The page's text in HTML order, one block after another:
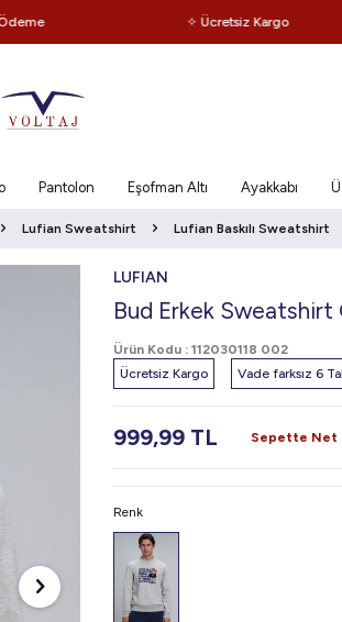
✧ Ücretsiz Kargo
Pantolon Eşofman Altı Ayakkabı
Lufian Sweatshirt Lufian Baskılı Sweatshirt
LUFIAN
Bud Erkek Sweatshirt
Ürün Kodu : 112030118 002
Ücretsiz Kargo
Vade farksız 6
999,99 TL Sepette Net
Renk